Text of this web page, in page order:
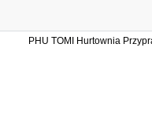
PHU TOMI Hurtownia